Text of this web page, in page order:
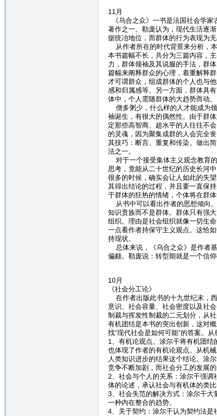
11月
《乌合之众》一书是法国社会学家
著作之一。勒庞认为，现代生活逐
据统冶地位，而群体的行为表现为
从作者所在的时代背景来分析，
本书篇幅不长，共分为三篇内容，
力，群体领袖及其说服的手法，群
篇幅来阐释群众的心理，着重解释
才可谓群众，组成群体的个人也与
感和归属感等。另一方面，群体具
体中，个人需随群体的大趋势而动。
僧多粥少，什么样的人才能成为
袖诞生，有很大的偶然性。由于群
定那些高智商、超水平的人往往不
的灵魂，因为聚集成群的人会完全
其技巧：断言、重复和传染。做出
法之一。
对于一个接受集体主义观念教育
思考，竟能从二十世纪的历史长河
很多的时候，确实会让人如此的失
其得出结论的过程，并且要一直保
于群体的狂热的情绪，个体将在群
从书中可以看出作者的思想倾向
知识贵族而不是群体。群体只有强
组织。理由是社会组织就像一切生
一点看作者持保守主义观点。这恰
持现状。
总体来说，《乌合之众》是作者
偏颇。勒庞说：转型期就是一个信
10月
《社会分工论》
在作者出版此书的十九世纪末，
意识、社会容量、社会密度以及社
制裁与挥发性制裁的二元划分，从
有机团结是本书的突出创新，这对
找“现代社会是如何可能”的答案。
1、有机论观点。涂尔干将有机团
也体现了作者的有机论观点。从机
人类知识进步的结果这个结论。涂
竞争不断加剧，而社会分工的发展
2、社会与个人的关系：涂尔干强
体的论述，承认社会与有机体的类
3、社会失范的解决方式：涂尔干
一种内在整合的趋势。
4、关于契约：涂尔干认为契约法